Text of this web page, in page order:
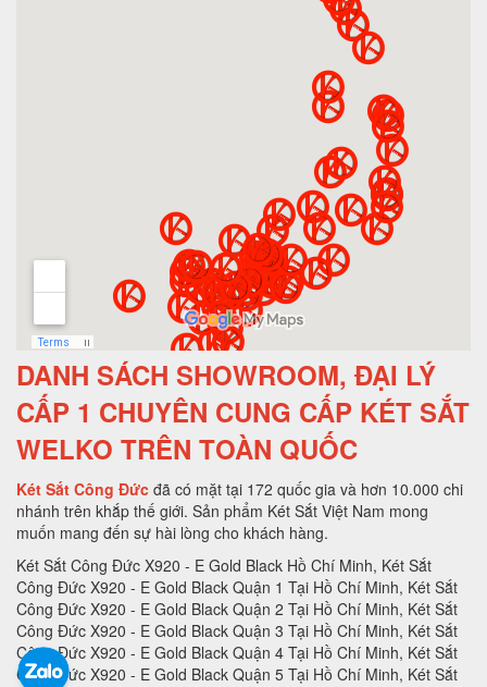
DANH SÁCH SHOWROOM, ĐẠI LÝ
CẤP 1 CHUYÊN CUNG CẤP KÉT SẮT
WELKO TRÊN TOÀN QUỐC
Két Sắt Công Đức đã có mặt tại 172 quốc gia và hơn 10.000 chi
nhánh trên khắp thế giới. Sản phẩm Két Sắt Việt Nam mong
muốn mang đến sự hài lòng cho khách hàng.
Két Sắt Công Đức X920 - E Gold Black Hồ Chí Minh, Két Sắt Công Đức X920 - E Gold Black Quận 1 Tại Hồ Chí Minh, Két Sắt Công Đức X920 - E Gold Black Quận 2 Tại Hồ Chí Minh, Két Sắt Công Đức X920 - E Gold Black Quận 3 Tại Hồ Chí Minh, Két Sắt Công Đức X920 - E Gold Black Quận 4 Tại Hồ Chí Minh, Két Sắt Công Đức X920 - E Gold Black Quận 5 Tại Hồ Chí Minh, Két Sắt Công Đức X920 - E Gold Black Quận 6 Tại Hồ Chí Minh, Két Sắt Công Đức X920 - E Gold Black Quận 7 Tại Hồ Chí Minh, Két Sắt Công Đức X920 - E Gold Black Quận 9 Tại Hồ Chí Minh, Két Sắt Công Đức X920 - E Gold Black Quận 10 Tại Hồ Chí Minh, Két Sắt Công Đức X920 - E Gold Black Quận 11 Tại Hồ Chí Minh, Két Sắt Công Đức X920 - E Gold Black Quận 12 Tại Hồ Chí Minh, Két Sắt Công Đức X920 - E Gold Black Quận Thủ Đức Tại Hồ Chí Minh, Két Sắt Công Đức X920 - E Gold Black Quận Bình Thạnh Tại Hồ Chí Minh, Két Sắt Công Đức X920 - E Gold Black Quận Gò Vấp Tại Hồ Chí Minh, Két Sắt Công Đức X920 - E Gold Black Quận Phú Nhuận Tại Hồ Chí Minh, Két Sắt Công Đức X920 - E Gold Black Quận Tân Phú Tại Hồ Chí Minh, Két Sắt Công Đức X920 - E Gold Black Quận Bình Tân Tại Hồ Chí Minh, Két Sắt Công Đức X920 - E Gold Black Quận Tân Bình Tại Hồ Chí Minh, Két Sắt Công Đức X920 - E Gold Black Hà Nội, Két Sắt Công Đức X920 - E Gold Black Quận Ba Đình Hà Nội, Két Sắt Công Đức X920 - E Gold Black Quận Hoàn Kiếm Hà Nội, Két Sắt Công Đức X920 - E Gold Black Quận Hai Bà Trưng Hà Nội, Két Sắt Công Đức X920 - E Gold Black Quận Đống Đa Hà Nội, Két Sắt Công Đức X920 - E Gold Black Quận Tây Hồ Hà Nội, Két Sắt Công Đức X920 - E Gold Black Quận Đống Đa Hà Nội, Két Sắt Công Đức X920 - E Gold Black Quận Thanh Xuân Hà Nội, Két Sắt Công Đức X920 - E Gold Black Quận Hoàng Mai Hà Nội, Két Sắt Công Đức X920 - E Gold Black Quận Long Biên Hà Nội, Két Sắt Công Đức X920 - E Gold Black Quận Đống Đa Hà Nội, Két Sắt Công Đức X920 - E Gold Black Huyện Thanh Trì Hà Nội, Két Sắt Công Đức X920 - E Gold Black Huyện Gia Lâm Hà Nội, Két Sắt Công Đức X920 - E Gold Black Huyện Đông Anh Hà Nội, Két Sắt Công Đức X920 - E Gold Black Huyện Sóc Sơn Hà Nội, Két Sắt Công Đức X920 - E Gold Black Quận Hà Đông Hà Nội, Két Sắt Công Đức X920 - E Gold Black Thị xã Sơn Tây Hà Nội, Két Sắt Công Đức X920 - E Gold Black Huyện Ba Vì Hà Nội, Két Sắt Công Đức X920 - E Gold Black Huyện Phúc Thọ Hà Nội, Két Sắt Công Đức X920 - E Gold Black Huyện Thạch Thất Hà Nội, Két Sắt Công Đức X920 - E Gold Black Huyện Quốc Oai Hà Nội, Két Sắt Công Đức X920 - E Gold Black Huyện Chương Mỹ Hà Nội, Két Sắt Công Đức X920 - E Gold Black Huyện Đan Phượng Hà Nội, Két Sắt Công Đức X920 - E Gold Black Huyện Hoài Đức Hà Nội, Két Sắt Công Đức X920 - E Gold Black Huyện Thanh Oai Hà Nội, Két Sắt Công Đức X920 - E Gold Black Huyện Mỹ Đức Hà Nội, Két Sắt Công Đức X920 - E Gold Black Huyện Ứng Hoà Hà Nội, Két Sắt Công Đức X920 - E Gold Black Huyện Thường Tín Hà Nội, Két Sắt Công Đức X920 - E Gold Black Huyện Phú Xuyên Hà Nội, Két Sắt Công Đức X920 - E Gold Black Huyện Mê Linh Hà Nội, Két Sắt Công Đức X920 - E Gold Black Quận Nam Từ Liên Hà Nội, Két Sắt Công Đức X920 - E Gold Black An Giang, Két Sắt Công Đức X920 - E Gold Black Thành phố Long Xuyên Tỉnh An Giang, Két Sắt Công Đức X920 - E Gold Black Thành phố Châu Đốc Tỉnh An Giang, Két Sắt Công Đức X920 - E Gold Black Huyện An Phú Tỉnh An Giang, Két Sắt Công Đức X920 - E Gold Black Thị xã Tân Châu, Két Sắt Công Đức X920 - E Gold Black Huyện Phú Tân, Két Sắt Công Đức X920 - E Gold Black Huyện Châu Phú, Két Sắt Công Đức X920 - E Gold Black Huyện Tịnh Biên, Két Sắt Công Đức X920 - E Gold Black Huyện Tri Tôn, Két Sắt Công Đức X920 - E Gold Black Huyện Châu Thành Tỉnh An Giang, Két Sắt Công Đức X920 - E Gold Black Huyện Chợ Mới Tỉnh An Giang, Két Sắt Công Đức X920 - E Gold Black Huyện Thoại Sơn Tỉnh An Giang, Két Sắt Công Đức X920 - E Gold Black Vũng Tàu, Két Sắt Công Đức X920 - E Gold Black Thành phố Vũng Tàu Tại Bà Rịa - Vũng Tàu, Két Sắt Công Đức X920 - E Gold Black Thành phố Bà Rịa Tại Bà Rịa - Vũng Tàu, Két Sắt Công Đức X920 - E Gold Black Huyện Châu Đức Tại Bà Rịa - Vũng Tàu, Két Sắt Công Đức X920 - E Gold Black Huyện Xuyên Mộc Tại Bà Rịa - Vũng Tàu, Két Sắt Công Đức X920 - E Gold Black Huyện Long Điền Tại Bà Rịa - Két Sắt Công Đức X920 - E Gold Black Cần Thơ, Két Sắt Công Đức X920 - E Gold Black Tại Thành phố Cần Thơ Tỉnh Cần Thơ, Két Sắt Công Đức X920 - E Gold Black Tại Quận Ninh Kiều Tỉnh Cần Thơ, Két Sắt Công Đức X920 - E Gold Black Tại Quận Ô Môn Tỉnh Cần Thơ, Két Sắt Công Đức X920 - E Gold Black Tại Quận Bình Thuỷ Tỉnh Cần Thơ, Két Sắt Công Đức X920 - E Gold Black Tại Quận Cái Răng Tỉnh Cần Thơ, Két Sắt Công Đức X920 - E Gold Black Tại Quận Thốt Nốt Tỉnh Cần Thơ, Két Sắt Công Đức X920 - E Gold Black Tại Huyện Vĩnh Thạnh Tỉnh Cần Thơ, Két Sắt Công Đức X920 - E Gold Black Tại Huyện Cờ Đỏ Tỉnh Cần Thơ, Két Sắt Công Đức X920 - E Gold Black Tại Huyện Phong Điền Tỉnh Cần Thơ, Két Sắt Công Đức X920 - E Gold Black Tại Huyện Thới Lai Tỉnh Cần Thơ, Két Sắt Công Đức X920 - E Gold Black Đà Nẵng, Két Sắt Công Đức X920 - E Gold Black Tại Thành phố Đà Nẵng Tỉnh Đà Nẵng, Két Sắt Công Đức X920 - E Gold Black Tại Quận Liên Chiểu Tỉnh Đà Nẵng, Két Sắt Công Đức X920 - E Gold Black Tại Quận Thanh Khê Tỉnh Đà Nẵng, Két Sắt Công Đức X920 - E Gold Black Tại Quận Hải Châu Tỉnh Đà Nẵng, Két Sắt Công Đức X920 - E Gold Black Tại Quận Sơn Trà Tỉnh Đà Nẵng, Két Sắt Công Đức X920 - E Gold Black Tại Quận Ngũ Hành Sơn Tỉnh Đà Nẵng, Két Sắt Công Đức X920 - E Gold Black Tại Quận Cẩm Lệ Tỉnh Đà Nẵng, Két Sắt Công Đức X920 - E Gold Black TạiHuyện Hòa Vang Tỉnh Đà Nẵng, Két Sắt Công Đức X920 - E Gold Black Đắk Lắk, Két Sắt Công Đức X920 - E Gold Black Tại Thành phố Buôn Ma Thuột Tỉnh Đắk Lắk, Két Sắt Công Đức X920 - E Gold Black Tại Thị xã Buôn Hồ Tỉnh Đắk Lắk, Két Sắt Công Đức X920 - E Gold Black Tại Huyện Buôn Đôn Tỉnh Đắk Lắk, Két Sắt Công Đức X920 - E Gold Black Tại Huyện Cư Kuin Tỉnh Đắk Lắk, Két Sắt Công Đức X920 - E Gold Black Tại Huyện Cư M’gar Tỉnh Đắk Lắk, Két Sắt Công Đức X920 - E Gold Black Tại Huyện Ea H’leo Tỉnh Đắk Lắk, Két Sắt Công Đức X920 - E Gold Black Tại Huyện Ea Kar Tỉnh Đắk Lắk, Két Sắt Công Đức X920 - E Gold Black Tại Huyện Ea Súp Tỉnh Đắk Lắk, Két Sắt Công Đức X920 - E Gold Black Tại Huyện Krông Ana Tỉnh Đắk Lắk, Két Sắt Công Đức X920 - E Gold Black Tại Huyện Krông Bông Tỉnh Đắk Lắk, Két Sắt Công Đức X920 - E Gold Black Tại Huyện Krông Búk Tỉnh Đắk Lắk, Két Sắt Công Đức X920 - E Gold Black Tại Huyện Krông Năng Tỉnh Đắk Lắk, Két Sắt Công Đức X920 - E Gold Black Tại Huyện Krông Pắk Tỉnh Đắk Lắk, Két Sắt Công Đức X920 - E Gold Black Tại Huyện Lắk Tỉnh Đắk Lắk, Két Sắt Công Đức X920 - E Gold Black Tại Huyện M’Đrắk Tỉnh Đắk Lắk, Két Sắt Công Đức X920 - E Gold Black Đắk Nông, Két Sắt Công Đức X920 - E Gold Black Tại Thành phố Gia Nghĩa Tỉnh Đắk Nông, Két Sắt Công Đức X920 - E Gold Black Tại Huyện Cư Jút Tỉnh Đắk Nông, Két Sắt Công Đức X920 - E Gold Black Tại Huyện Đắk Glong Tỉnh Đắk Nông, Két Sắt Công Đức X920 - E Gold Black Tại Huyện Đắk Mil Tỉnh Đắk Nông, Két Sắt Công Đức X920 - E Gold Black Tại Huyện Đắk R’lấp Tỉnh Đắk Nông, Két Sắt Công Đức X920 - E Gold Black Tại Huyện Đắk Song Tỉnh Đắk Nông, Két Sắt Công Đức X920 - E Gold Black Tại Huyện Krông Nô Tỉnh Đắk Nông, Két Sắt Công Đức X920 - E Gold Black Tại Huyện Tuy Đức Tỉnh Đắk Nông, Két Sắt Công Đức X920 - E Gold Black Đồng Nai, Két Sắt Công Đức X920 - E Gold Black Tại Thành phố Biên Hòa Tỉnh Đồng Nai, Két Sắt Công Đức X920 - E Gold Black Tại Thành phố Long Khánh Tỉnh Đồng Nai, Két Sắt Công Đức X920 - E Gold Black Tại Huyện Cẩm Mỹ Tỉnh Đồng Nai, Két Sắt Công Đức X920 - E Gold Black Tại Huyện Định Quán Tỉnh Đồng Nai, Két Sắt Công Đức X920 - E Gold Black Tại Huyện Long Thành Tỉnh Đồng Nai, Két Sắt Công Đức X920 - E Gold Black Tại Huyện Nhơn Trạch Tỉnh Đồng Nai, Két Sắt Công Đức X920 - E Gold Black Tại Huyện Tân Phú Tỉnh Đồng Nai, Két Sắt Công Đức X920 - E Gold Black Tại Huyện Thống Nhất Tỉnh Đồng Nai, Két Sắt Công Đức X920 - E Gold Black Tại Huyện Trảng Bom Tỉnh Đồng Nai, Két Sắt Công Đức X920 - E Gold Black Tại Huyện Vĩnh Cửu Tỉnh Đồng Nai, Két Sắt Công Đức X920 - E Gold Black Tại Huyện Xuân Lộc Tỉnh Đồng Nai, Két Sắt Công Đức X920 - E Gold Black Biên Hòa, Két Sắt Công Đức X920 - E Gold Black Đồng Tháp, Két Sắt Công Đức X920 - E Gold Black Tại Thành phố Cao Lãnh Tỉnh Đồng Tháp, Két Sắt Công Đức X920 - E Gold Black Tại Thành phố Sa Đéc Tỉnh Đồng Tháp, Két Sắt Công Đức X920 - E Gold Black Tại Thị xã Hồng Ngự Tỉnh Đồng Tháp, Két Sắt Công Đức X920 - E Gold Black Tại Huyện Cao Lãnh Tỉnh Đồng Tháp, Két Sắt Công Đức X920 - E Gold Black Tại Huyện Châu Thành Tỉnh Đồng Tháp, Két Sắt Công Đức X920 - E Gold Black Tại Huyện Hồng Ngự Tỉnh Đồng Tháp, Két Sắt Công Đức X920 - E Gold Black Tại Huyện Lai Vung Tỉnh Đồng Tháp, Két Sắt Công Đức X920 - E Gold Black Tại Huyện Lấp Vò Tỉnh Đồng Tháp, Két Sắt Công Đức X920 - E Gold Black Tại Huyện Tam Nông Tỉnh Đồng Tháp, Két Sắt Công Đức X920 - E Gold Black Tại Huyện Tân Hồng Tỉnh Đồng Tháp, Két Sắt Công Đức X920 - E Gold Black Tại Huyện Thanh Bình Tỉnh Đồng Tháp, Két Sắt Công Đức X920 - E Gold Black Tại Huyện Tháp Mười Tỉnh Đồng Tháp, Két Sắt Công Đức X920 - E Gold Black Tại Thành phố Điện Biên Phủ Tỉnh Điện Biên, Két Sắt Công Đức X920 - E Gold Black Tại Thị xã Mường Lay Tỉnh Điện Biên, Két Sắt Công Đức X920 - E Gold Black Tại Huyện Điện Biên Tỉnh Điện Biên, Két Sắt Công Đức X920 - E Gold Black Tại Huyện Điện Biên Đông Tỉnh Điện Biên, Két Sắt Công Đức X920 - E Gold Black Tại Huyện Mường Ảng Tỉnh Điện Biên, Két Sắt Công Đức X920 - E Gold Black Tại Huyện Mường Chà Tỉnh Điện Biên, Két Sắt Công Đức X920 - E Gold Black Tại Huyện Mường Nhé Tỉnh Điện Biên, Két Sắt Công Đức X920 - E Gold Black Tại Huyện Nậm Pồ Tỉnh Điện Biên, Két Sắt Công Đức X920 - E Gold Black Tại Huyện Tủa Chùa Tỉnh Điện Biên, Két Sắt Công Đức X920 - E Gold Black Tại Huyện Tuần Giáo Tỉnh Điện Biên, Két Sắt Công Đức X920 - E Gold Black Điện Biên, Két Sắt Công Đức X920 - E Gold Black Gia Lai, Két Sắt Công Đức X920 - E Gold Black Tại Thành phố Pleiku Tỉnh Gia Lai, Két Sắt Công Đức X920 - E Gold B